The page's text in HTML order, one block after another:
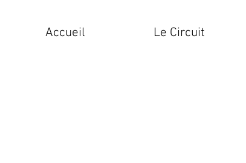
Accueil Le Circuit